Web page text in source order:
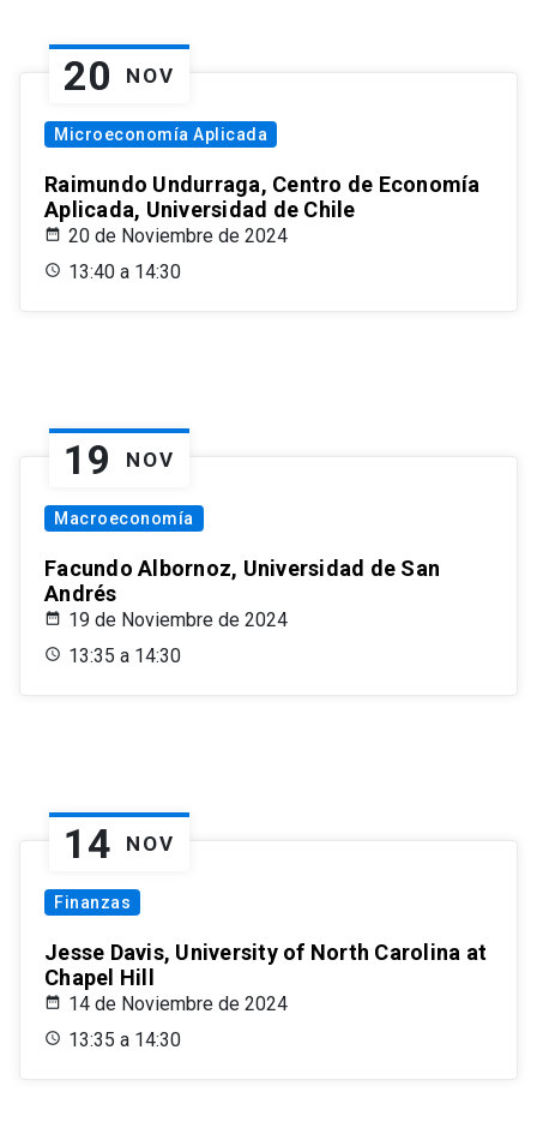
20 NOV
Microeconomía Aplicada
Raimundo Undurraga, Centro de Economía
Aplicada, Universidad de Chile
20 de Noviembre de 2024
13:40 a 14:30
19 NOV
Macroeconomía
Facundo Albornoz, Universidad de San
Andrés
19 de Noviembre de 2024
13:35 a 14:30
14 NOV
Finanzas
Jesse Davis, University of North Carolina at
Chapel Hill
14 de Noviembre de 2024
13:35 a 14:30